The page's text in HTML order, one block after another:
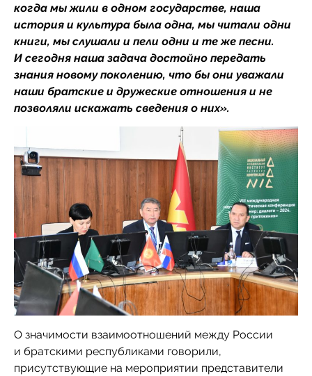
когда мы жили в одном государстве, наша
история и культура была одна, мы читали одни
книги, мы слушали и пели одни и те же песни.
И сегодня наша задача достойно передать
знания новому поколению, что бы они уважали
наши братские и дружеские отношения и не
позволяли искажать сведения о них».
О значимости взаимоотношений между России
и братскими республиками говорили,
присутствующие на мероприятии представители